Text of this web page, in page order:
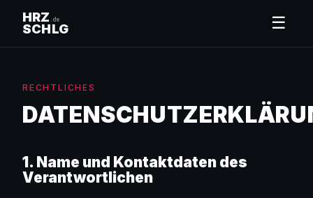
HRZ .de
SCHLG ☰
RECHTLICHES
1. Name und Kontaktdaten des
Verantwortlichen